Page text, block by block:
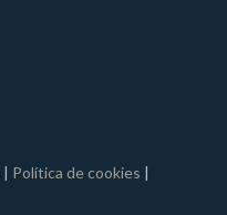
| Política de cookies |